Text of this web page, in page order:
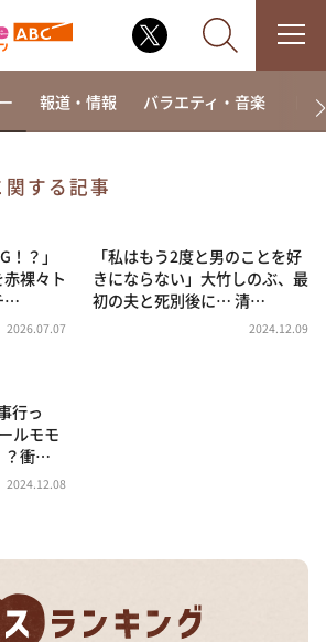
すけど・・・
ークバラエティ！～ やすとものいたっ
田×福井アナ「なんでやねん！？」
）
スライブ 正義のミカタ
報道・情報 バラエティ・音楽 ド
関する記事
？」
裸々ト
…
2026.07.07
「私はもう2度と男のことを好
きにならない」大竹しのぶ、最
初の夫と死別後に… 清…
2024.12.09
行っ
ルモモ
？衝…
2024.12.08